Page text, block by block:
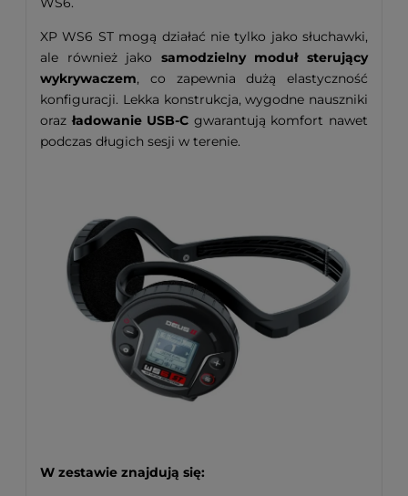
XP WS6 ST mogą działać nie tylko jako słuchawki,
ale również jako samodzielny moduł sterujący
wykrywaczem, co zapewnia dużą elastyczność
konfiguracji. Lekka konstrukcja, wygodne nauszniki
oraz ładowanie USB-C gwarantują komfort nawet
podczas długich sesji w terenie.
W zestawie znajdują się: